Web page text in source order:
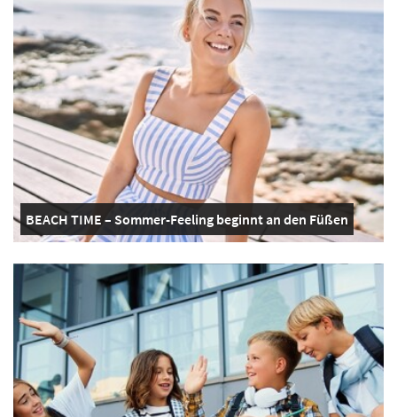
BEACH TIME – Sommer-Feeling beginnt an den Füßen